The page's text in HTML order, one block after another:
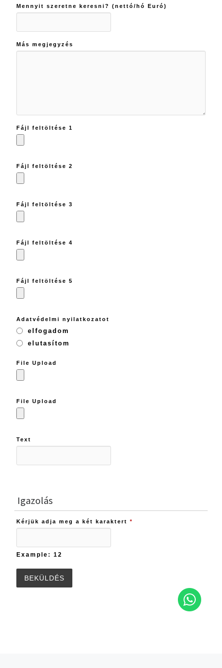
Mennyit szeretne keresni? (nettó/hó Euró)
Más megjegyzés
Fájl feltöltése 1
Fájl feltöltése 2
Fájl feltöltése 3
Fájl feltöltése 4
Fájl feltöltése 5
Adatvédelmi nyilatkozatot
elfogadom
elutasítom
File Upload
File Upload
Text
Igazolás
Kérjük adja meg a két karaktert *
Example: 12